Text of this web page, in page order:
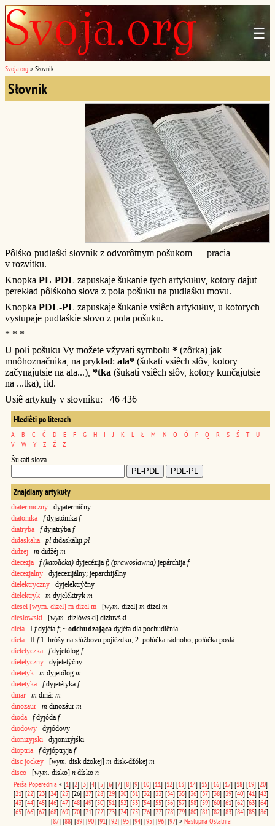
☰
Svoja.org » Słovnik
Słovnik
Pôlśko-pudlaśki słovnik z odvorôtnym pošukom — pracia
v rozvitku.
Knopka PL-PDL zapuskaje šukanie tych artykułuv, kotory dajut
perekład pôlśkoho słova z pola pošuku na pudlaśku movu.
Knopka PDL-PL zapuskaje šukanie vsiêch artykułuv, u kotorych
vystupaje pudlaśkie słovo z pola pošuku.
* * *
U poli pošuku Vy možete vžyvati symbolu * (zôrka) jak
mnôhoznačnika, na prykład: ala* (šukati vsiêch słôv, kotory
začynajutsie na ala...), *tka (šukati vsiêch słôv, kotory kunčajutsie
na ...tka), itd.
Usiê artykuły v słovniku: 46 436
Hlediêti po literach
A B C Ć D E F G H I J K L Ł M N O Ó P Q R S Ś T
U
V
W Y Z Ź Ż
Šukati słova
Znajdiany artykuły
diatermiczny dyjatermíčny
diatonika
fdyjatónika f
diatryba
fdyjatrýba f
didaskalia
pl didaskáliji pl
didżej
m didžéj m
diecezja
f (katolicka) dyjecézija f; (prawosławna) jepárchija f
diecezjalny dyjecezijálny; jeparchijálny
dielektryczny dyjelektrýčny
dielektryk
m dyjeléktryk m
diesel [wym. dízel] m dízel m [wym. dízel] m dízel m
dieslowski [wym. dizlówski] dízluvśki
dieta I fdyjéta f; ~ odchudzająca dyjéta dla pochudiênia
dieta II f1. hróšy na słúžbovu pojiêzdku; 2. połúčka rádnoho; połúčka posłá
dietetyczka
fdyjetólog f
dietetyczny dyjetetýčny
dietetyk
m dyjetólog m
dietetyka
fdyjetétyka f
dinar
m dinár m
dinozaur
m dinozáur m
dioda
fdyjóda f
diodowy dyjódovy
dionizyjski dyjonizýjśki
dioptria
fdyjóptryja f
disc jockey [wym. disk dżokej] m disk-džókej m
disco [wym. disko] n dísko n
Perša Poperednia « [1] [2] [3] [4] [5] [6] [7] [8] [9] [10] [11] [12] [13] [14] [15] [16] [17] [18] [19] [20]
[21] [22] [23] [24] [25] [26] [27] [28] [29] [30] [31] [32] [33] [34] [35] [36] [37] [38] [39] [40] [41] [42]
[43] [44] [45] [46] [47] [48] [49] [50] [51] [52] [53] [54] [55] [56] [57] [58] [59] [60] [61] [62] [63] [64]
[65] [66] [67] [68] [69] [70] [71] [72] [73] [74] [75] [76] [77] [78] [79] [80] [81] [82] [83] [84] [85] [86]
[87] [88] [89] [90] [91] [92] [93] [94] [95] [96] [97]» Nastupna Ostatnia